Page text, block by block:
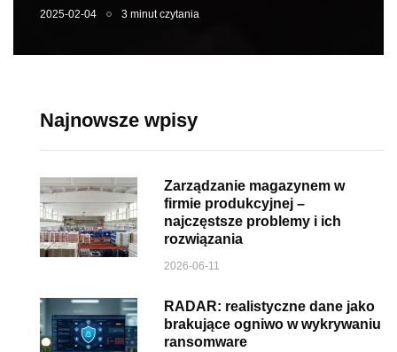
2025-02-04 3 minut czytania
Najnowsze wpisy
Zarządzanie magazynem w
firmie produkcyjnej –
najczęstsze problemy i ich
rozwiązania
2026-06-11
RADAR: realistyczne dane jako
brakujące ogniwo w wykrywaniu
ransomware